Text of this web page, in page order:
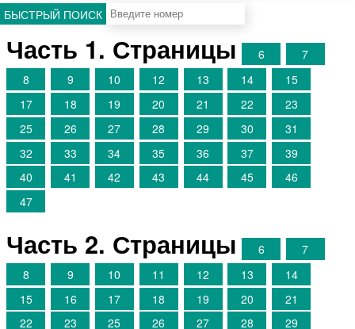
БЫСТРЫЙ ПОИСК
Часть 1. Страницы 6
7
8
9 10 12 13 14
15
17
18 19 20 21 22
23
25
26 27 28 29 30
31
32
33 34 35 36 37
39
40
41 42 43 44 45
46
47
Часть 2. Страницы 6
7
8
9 10 11 12 13
14
15
16 17 18 19 20
21
22
23 25 26 27 28 29